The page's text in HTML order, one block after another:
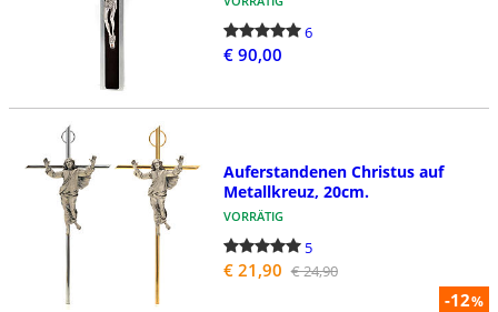
6
€ 90,00
-12%
Auferstandenen Christus auf
Metallkreuz, 20cm.
VORRÄTIG
5
€ 21,90 € 24,90